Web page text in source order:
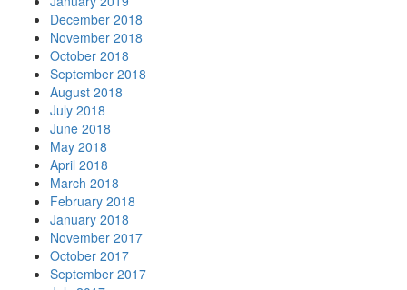
December 2018
November 2018
October 2018
September 2018
August 2018
July 2018
June 2018
May 2018
April 2018
March 2018
February 2018
January 2018
November 2017
October 2017
September 2017